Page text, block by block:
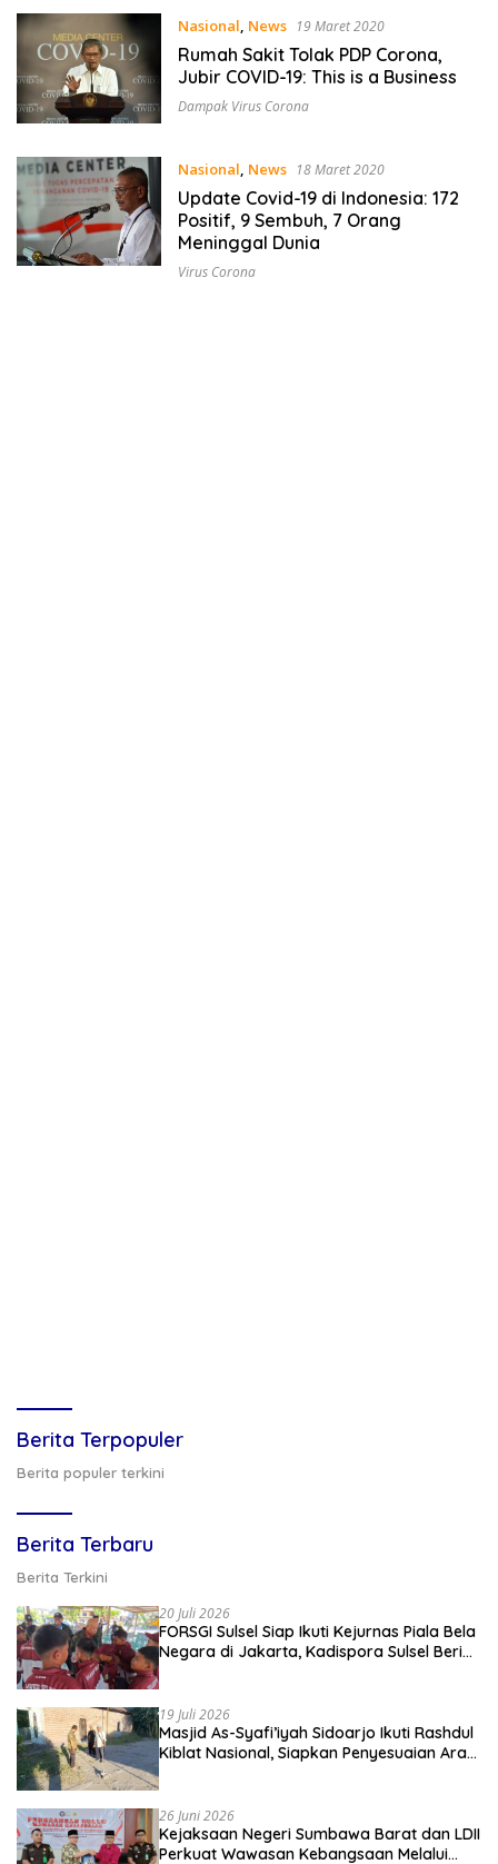
Nasional, News 19 Maret 2020
Rumah Sakit Tolak PDP Corona,
Jubir COVID-19: This is a Business
Dampak Virus Corona
Nasional, News 18 Maret 2020
Update Covid-19 di Indonesia: 172
Positif, 9 Sembuh, 7 Orang
Meninggal Dunia
Virus Corona
Berita Terpopuler
Berita populer terkini
Berita Terbaru
Berita Terkini
20 Juli 2026
FORSGI Sulsel Siap Ikuti Kejurnas Piala Bela
Negara di Jakarta, Kadispora Sulsel Beri
19 Juli 2026
Masjid As-Syafi’iyah Sidoarjo Ikuti Rashdul
Kiblat Nasional, Siapkan Penyesuaian Arah
26 Juni 2026
Kejaksaan Negeri Sumbawa Barat dan LDII
Perkuat Wawasan Kebangsaan Melalui